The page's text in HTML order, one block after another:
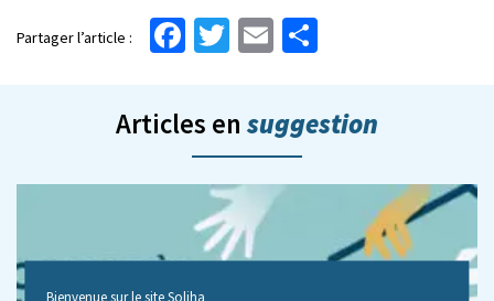
Partager l’article : Facebook
Twitter
Email
Articles en suggestion
Bienvenue sur le site Soliha